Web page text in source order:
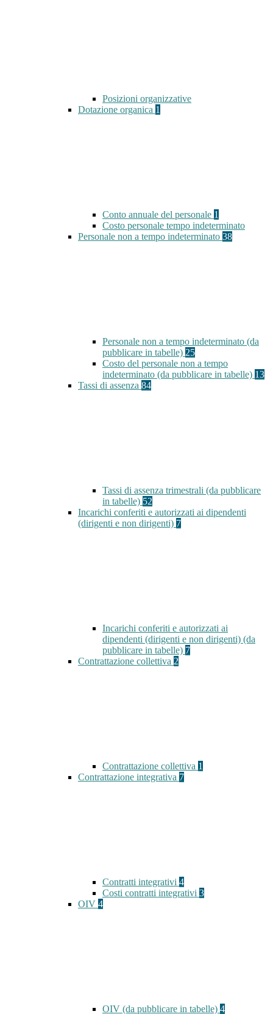
Posizioni organizzative
Dotazione organica 1
Conto annuale del personale 1
Costo personale tempo indeterminato
Personale non a tempo indeterminato 38
Personale non a tempo indeterminato (da
pubblicare in tabelle) 25
Costo del personale non a tempo
indeterminato (da pubblicare in tabelle) 13
Tassi di assenza 84
Tassi di assenza trimestrali (da pubblicare
in tabelle) 52
Incarichi conferiti e autorizzati ai dipendenti
(dirigenti e non dirigenti) 7
Incarichi conferiti e autorizzati ai
dipendenti (dirigenti e non dirigenti) (da
pubblicare in tabelle) 7
Contrattazione collettiva 2
Contrattazione collettiva 1
Contrattazione integrativa 7
Contratti integrativi 4
Costi contratti integrativi 3
OIV 4
OIV (da pubblicare in tabelle) 4